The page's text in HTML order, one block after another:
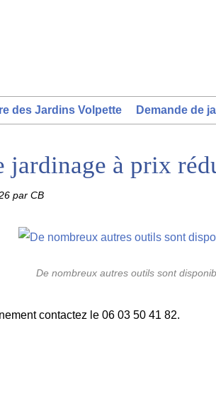
des Jardins Volpette Demande de
jardinage à prix
par CB
De nombreux autres outils sont
contactez le 06 03 50 41 82.